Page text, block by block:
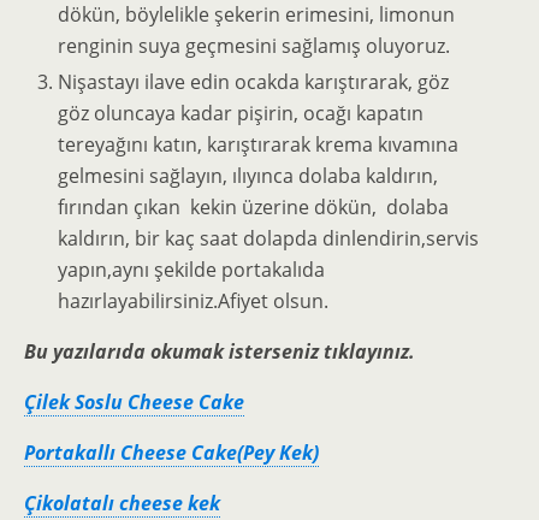
dökün, böylelikle şekerin erimesini, limonun
renginin suya geçmesini sağlamış oluyoruz.
Nişastayı ilave edin ocakda karıştırarak, göz
göz oluncaya kadar pişirin, ocağı kapatın
tereyağını katın, karıştırarak krema kıvamına
gelmesini sağlayın, ılıyınca dolaba kaldırın,
fırından çıkan kekin üzerine dökün, dolaba
kaldırın, bir kaç saat dolapda dinlendirin,servis
yapın,aynı şekilde portakalıda
hazırlayabilirsiniz.Afiyet olsun.
Bu yazılarıda okumak isterseniz tıklayınız.
Çilek Soslu Cheese Cake
Portakallı Cheese Cake(Pey Kek)
Çikolatalı cheese kek